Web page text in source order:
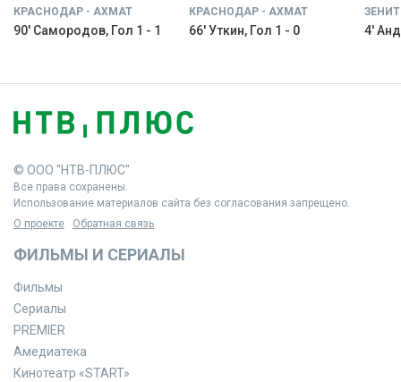
КРАСНОДАР - АХМАТ
90' Самородов, Гол 1 - 1
КРАСНОДАР - АХМАТ
66' Уткин, Гол 1 - 0 4'
© ООО "НТВ-ПЛЮС"
Все права сохранены.
Использование материалов сайта без согласования запрещено.
О проекте
Обратная связь
ФИЛЬМЫ И СЕРИАЛЫ
Фильмы
Сериалы
PREMIER
Амедиатека
Кинотеатр «START»